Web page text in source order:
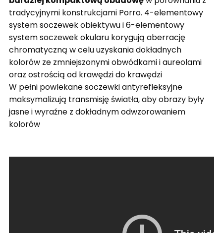
tradycyjnymi konstrukcjami Porro. 4-elementowy
system soczewek obiektywu i 6-elementowy
system soczewek okularu korygują aberrację
chromatyczną w celu uzyskania dokładnych
kolorów ze zmniejszonymi obwódkami i aureolami
oraz ostrością od krawędzi do krawędzi
W pełni powlekane soczewki antyrefleksyjne
maksymalizują transmisję światła, aby obrazy były
jasne i wyraźne z dokładnym odwzorowaniem
kolorów